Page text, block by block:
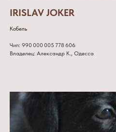
IRISLAV JOKER
Кобель
Чип: 990 000 005 778 606
Владелец: Александр К., Одесса